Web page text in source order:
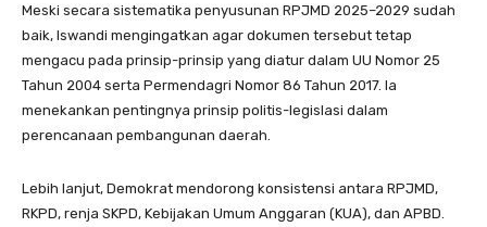
Meski secara sistematika penyusunan RPJMD 2025–2029 sudah
baik, Iswandi mengingatkan agar dokumen tersebut tetap
mengacu pada prinsip-prinsip yang diatur dalam UU Nomor 25
Tahun 2004 serta Permendagri Nomor 86 Tahun 2017. Ia
menekankan pentingnya prinsip politis-legislasi dalam
perencanaan pembangunan daerah.
Lebih lanjut, Demokrat mendorong konsistensi antara RPJMD,
RKPD, renja SKPD, Kebijakan Umum Anggaran (KUA), dan APBD.